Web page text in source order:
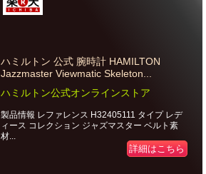
ハミルトン 公式 腕時計 HAMILTON
Jazzmaster Viewmatic Skeleton...
ハミルトン公式オンラインストア
製品情報 レファレンス H32405111 タイプ レデ
ィース コレクション ジャズマスター ベルト素
材...
詳細はこちら